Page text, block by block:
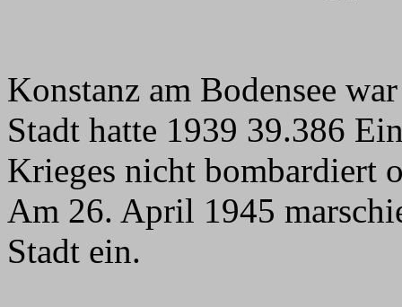
Konstanz am Bodensee
Stadt hatte 1939 39.386
Krieges nicht bombardiert
Am 26. April 1945
Stadt ein.